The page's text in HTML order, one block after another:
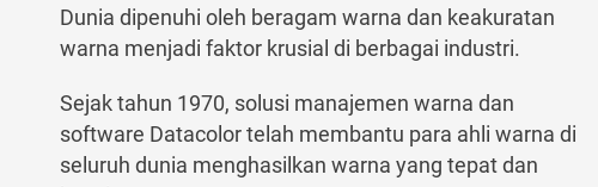
Dunia dipenuhi oleh beragam warna dan keakuratan
warna menjadi faktor krusial di berbagai industri.
Sejak tahun 1970, solusi manajemen warna dan
software Datacolor telah membantu para ahli warna di
seluruh dunia menghasilkan warna yang tepat dan